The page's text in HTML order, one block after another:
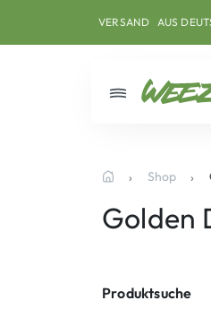
VERSAND AUS
Shop
Golden
Produktsuche